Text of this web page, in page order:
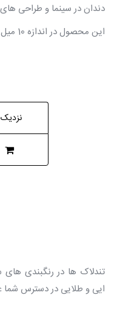
دندان در سینما و طراحی های
این محصول در اندازه 10 میل موجود می باشد.
تندلاک ها در رنگبندی های
ایی و طلایی در دسترس شما